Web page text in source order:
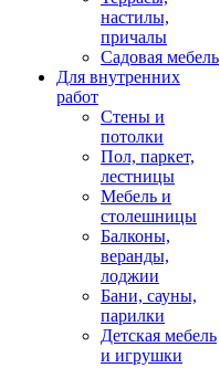
настилы,
причалы
Садовая мебель
Для внутренних
работ
Стены и
потолки
Пол, паркет,
лестницы
Мебель и
столешницы
Балконы,
веранды,
лоджии
Бани, сауны,
парилки
Детская мебель
и игрушки